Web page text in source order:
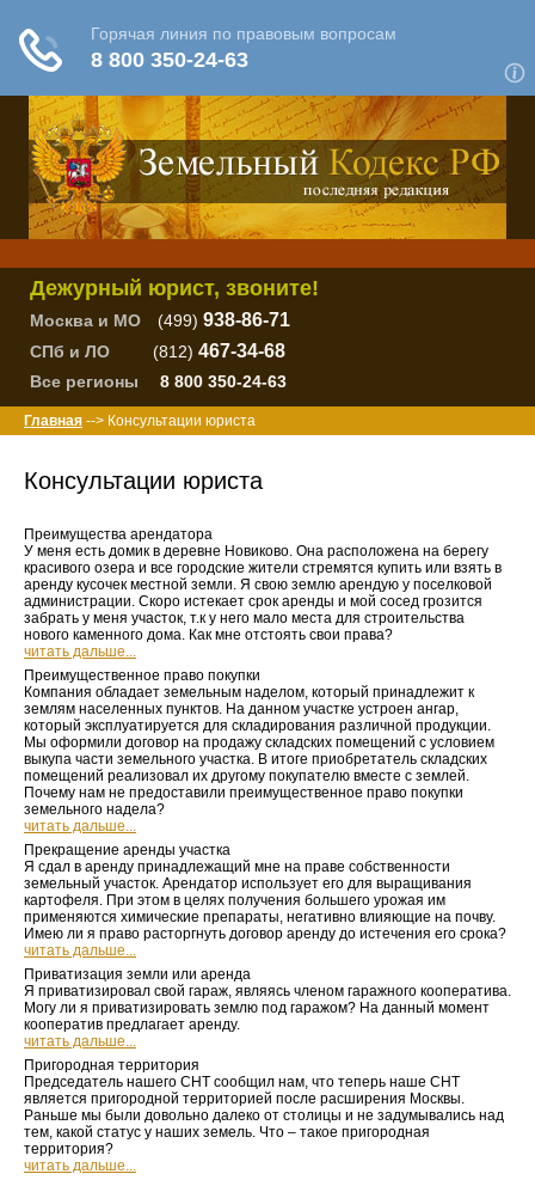
Дежурный юрист, звоните!
Москва и МО (499) 938-86-71
СПб и ЛО (812) 467-34-68
Все регионы 8 800 350-24-63
Главная --> Консультации юриста
Консультации юриста
Преимущества арендатора
У меня есть домик в деревне Новиково. Она расположена на берегу
красивого озера и все городские жители стремятся купить или взять в
аренду кусочек местной земли. Я свою землю арендую у поселковой
администрации. Скоро истекает срок аренды и мой сосед грозится
забрать у меня участок, т.к у него мало места для строительства
нового каменного дома. Как мне отстоять свои права?
читать дальше...
Преимущественное право покупки
Компания обладает земельным наделом, который принадлежит к
землям населенных пунктов. На данном участке устроен ангар,
который эксплуатируется для складирования различной продукции.
Мы оформили договор на продажу складских помещений с условием
выкупа части земельного участка. В итоге приобретатель складских
помещений реализовал их другому покупателю вместе с землей.
Почему нам не предоставили преимущественное право покупки
земельного надела?
читать дальше...
Прекращение аренды участка
Я сдал в аренду принадлежащий мне на праве собственности
земельный участок. Арендатор использует его для выращивания
картофеля. При этом в целях получения большего урожая им
применяются химические препараты, негативно влияющие на почву.
Имею ли я право расторгнуть договор аренду до истечения его срока?
читать дальше...
Приватизация земли или аренда
Я приватизировал свой гараж, являясь членом гаражного кооператива.
Могу ли я приватизировать землю под гаражом? На данный момент
кооператив предлагает аренду.
читать дальше...
Пригородная территория
Председатель нашего СНТ сообщил нам, что теперь наше СНТ
является пригородной территорией после расширения Москвы.
Раньше мы были довольно далеко от столицы и не задумывались над
тем, какой статус у наших земель. Что – такое пригородная
территория?
читать дальше...